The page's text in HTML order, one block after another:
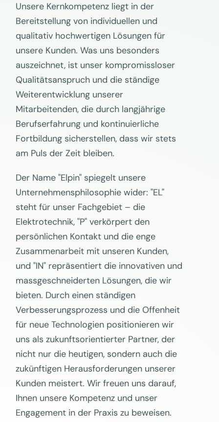
Unsere Kernkompetenz liegt in der
Bereitstellung von individuellen und
qualitativ hochwertigen Lösungen für
unsere Kunden. Was uns besonders
auszeichnet, ist unser kompromissloser
Qualitätsanspruch und die ständige
Weiterentwicklung unserer
Mitarbeitenden, die durch langjährige
Berufserfahrung und kontinuierliche
Fortbildung sicherstellen, dass wir stets
am Puls der Zeit bleiben.
Der Name "Elpin" spiegelt unsere
Unternehmensphilosophie wider: "EL"
steht für unser Fachgebiet – die
Elektrotechnik, "P" verkörpert den
persönlichen Kontakt und die enge
Zusammenarbeit mit unseren Kunden,
und "IN" repräsentiert die innovativen und
massgeschneiderten Lösungen, die wir
bieten. Durch einen ständigen
Verbesserungsprozess und die Offenheit
für neue Technologien positionieren wir
uns als zukunftsorientierter Partner, der
nicht nur die heutigen, sondern auch die
zukünftigen Herausforderungen unserer
Kunden meistert. Wir freuen uns darauf,
Ihnen unsere Kompetenz und unser
Engagement in der Praxis zu beweisen.